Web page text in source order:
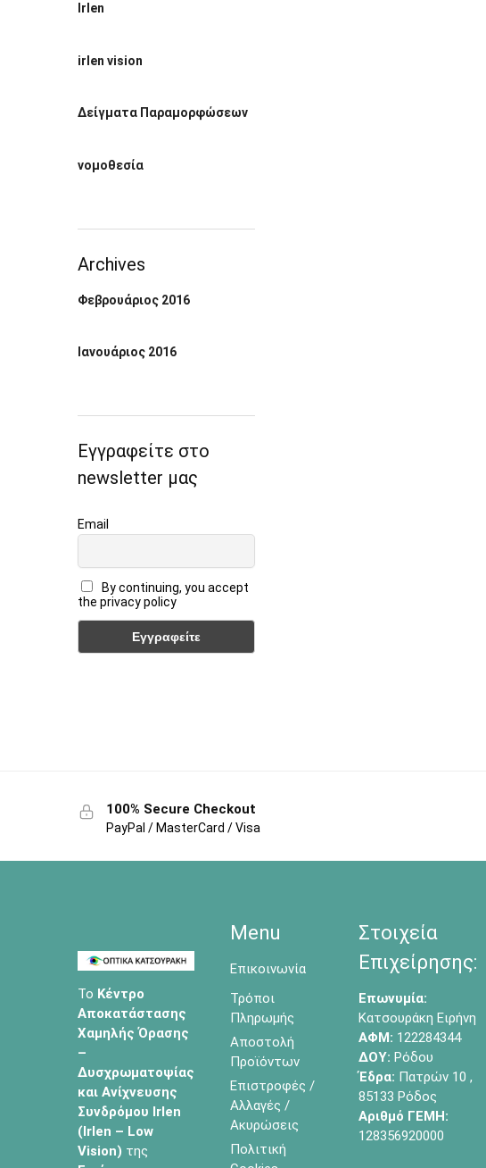
Irlen
irlen vision
Δείγματα Παραμορφώσεων
νομοθεσία
Archives
Φεβρουάριος 2016
Ιανουάριος 2016
Εγγραφείτε στο
newsletter μας
Email
By continuing, you accept
the privacy policy
100% Secure Checkout
PayPal / MasterCard / Visa
Το Κέντρο
Αποκατάστασης
Χαμηλής Όρασης
–
Δυσχρωματοψίας
και Ανίχνευσης
Συνδρόμου Irlen
(Irlen – Low
Vision) της
Menu
Επικοινωνία
Τρόποι
Πληρωμής
Αποστολή
Προϊόντων
Επιστροφές /
Αλλαγές /
Ακυρώσεις
Πολιτική
Στοιχεία
Επιχείρησης:
Επωνυμία:
Κατσουράκη Ειρήνη
ΑΦΜ: 122284344
ΔΟΥ: Ρόδου
Έδρα: Πατρών 10 ,
85133 Ρόδος
Αριθμό ΓΕΜΗ:
128356920000